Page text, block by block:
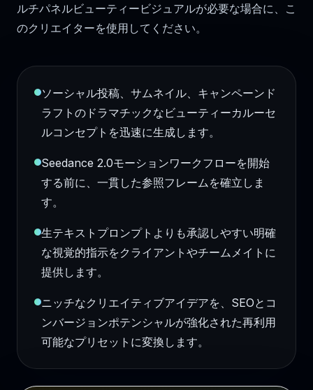
ルチパネルビューティービジュアルが必要な場合に、こ
のクリエイターを使用してください。
ソーシャル投稿、サムネイル、キャンペーンド
ラフトのドラマチックなビューティーカルーセ
ルコンセプトを迅速に生成します。
Seedance 2.0モーションワークフローを開始
する前に、一貫した参照フレームを確立しま
す。
生テキストプロンプトよりも承認しやすい明確
な視覚的指示をクライアントやチームメイトに
提供します。
ニッチなクリエイティブアイデアを、SEOとコ
ンバージョンポテンシャルが強化された再利用
可能なプリセットに変換します。